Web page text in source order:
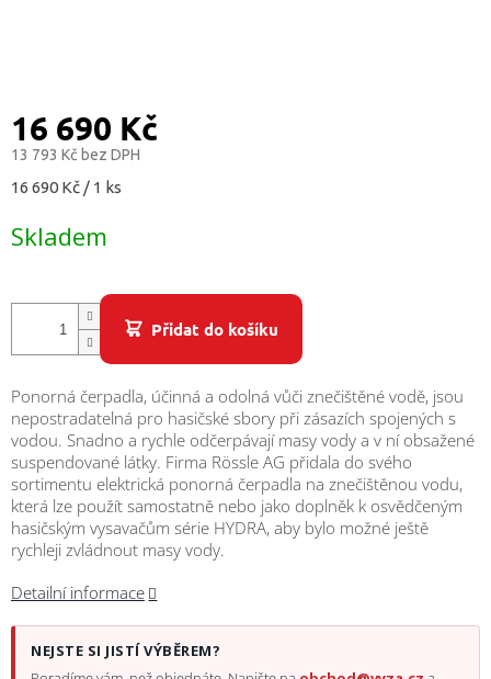
16 690 Kč
13 793 Kč bez DPH
Měrná
16 690 Kč / 1 ks
Skladem
Přidat do košíku
Ponorná čerpadla, účinná a odolná vůči znečištěné vodě, jsou
nepostradatelná pro hasičské sbory při zásazích spojených s
vodou. Snadno a rychle odčerpávají masy vody a v ní obsažené
suspendované látky. Firma Rössle AG přidala do svého
sortimentu elektrická ponorná čerpadla na znečištěnou vodu,
která lze použít samostatně nebo jako doplněk k osvědčeným
hasičským vysavačům série HYDRA, aby bylo možné ještě
rychleji zvládnout masy vody.
Detailní informace
NEJSTE SI JISTÍ VÝBĚREM?